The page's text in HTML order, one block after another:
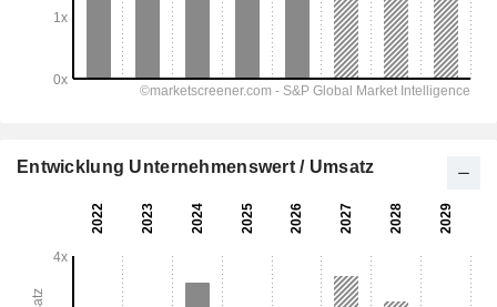
Entwicklung Unternehmenswert / Umsatz